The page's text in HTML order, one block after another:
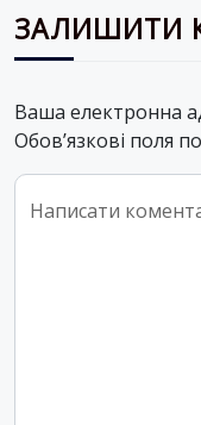
ЗАЛИШИТИ
Ваша електронна
Обов’язкові поля
Comment